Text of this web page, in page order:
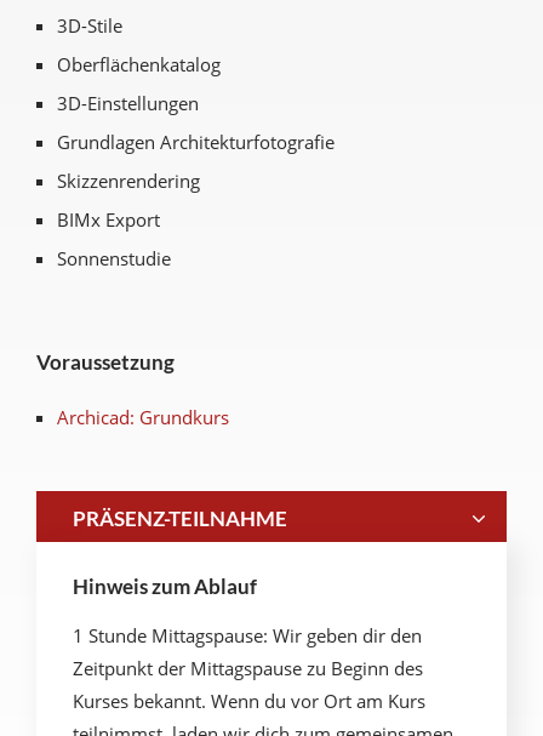
3D-Stile
Oberflächenkatalog
3D-Einstellungen
Grundlagen Architekturfotografie
Skizzenrendering
BIMx Export
Sonnenstudie
Voraussetzung
Archicad: Grundkurs
PRÄSENZ-TEILNAHME
Hinweis zum Ablauf
1 Stunde Mittagspause: Wir geben dir den
Zeitpunkt der Mittagspause zu Beginn des
Kurses bekannt. Wenn du vor Ort am Kurs